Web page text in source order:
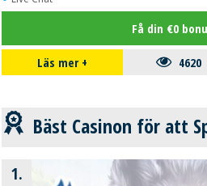
Få din €0
Läs mer+ 4620
Bäst Casinon för att
1.